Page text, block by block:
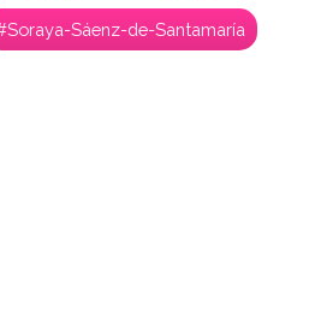
Sáenz-de-Santamaría